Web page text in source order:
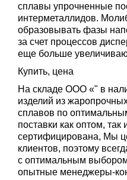
сплавы упрочненные
интерметаллидов.
образовывать фазы
за счет процессов
еще больше
Купить, цена
На складе ООО «" в
изделий из
сплавов по
поставки как оптом,
сертифицирована, Мы
клиентов, поэтому
с оптимальным
опытные менеджеры-